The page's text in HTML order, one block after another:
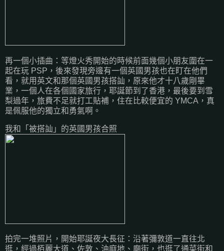
再一個小插曲：等燈火秀開始的時候前面幾個小朋友圍在一
起在玩 PSP，後來發現旁邊有一個英國男孩也在盯在他們
看，就用英文和那個英國男孩搭訕，原來他才十八歲剛畢
業，一個人在各個國家旅行，耶誕節到了香港，最後要到雪
梨過年，旅費不足就打工貼補，住在比較便宜的 YMCA，真
是佩服他的獨立和勇氣啊。
我和「被搭訕」的英國男孩合照
拍完一堆照片，開始耶誕夜大長征：沿著彌敦道一直往北
逛，經過栢麗大道、佐敦、油麻地、廟街，也逛了通菜街和